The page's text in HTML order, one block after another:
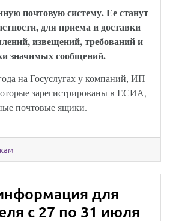
почтовую систему. Ее станут
для приема и доставки
извещений, требований и
значимых сообщений.
на Госуслугах у компаний, ИП
зарегистрированы в ЕСИА,
почтовые ящики.
для
с 27 по 31 июля